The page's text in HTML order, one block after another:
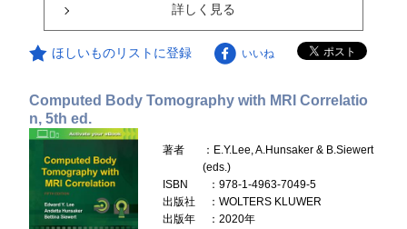
詳しく見る
ほしいものリストに登録 いいね
Computed Body Tomography with MRI Correlatio
n, 5th ed.
著者
：E.Y.Lee, A.Hunsaker & B.Siewert
(eds.)
ISBN
：978-1-4963-7049-5
出版社
：WOLTERS KLUWER
出版年
：2020年